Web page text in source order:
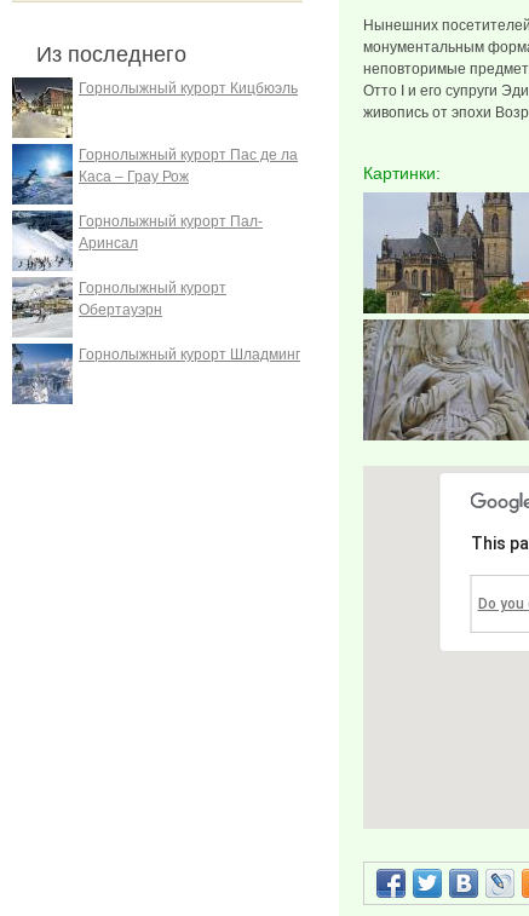
Нынешних
монументальным
неповторимые
Отто I и его супруги
живопись от эпохи
Картинки:
This
Do
Из последнего
Горнолыжный курорт Кицбюэль
Горнолыжный курорт Пас де ла
Каса – Грау Рож
Горнолыжный курорт Пал-
Аринсал
Горнолыжный курорт
Обертауэрн
Горнолыжный курорт Шладминг